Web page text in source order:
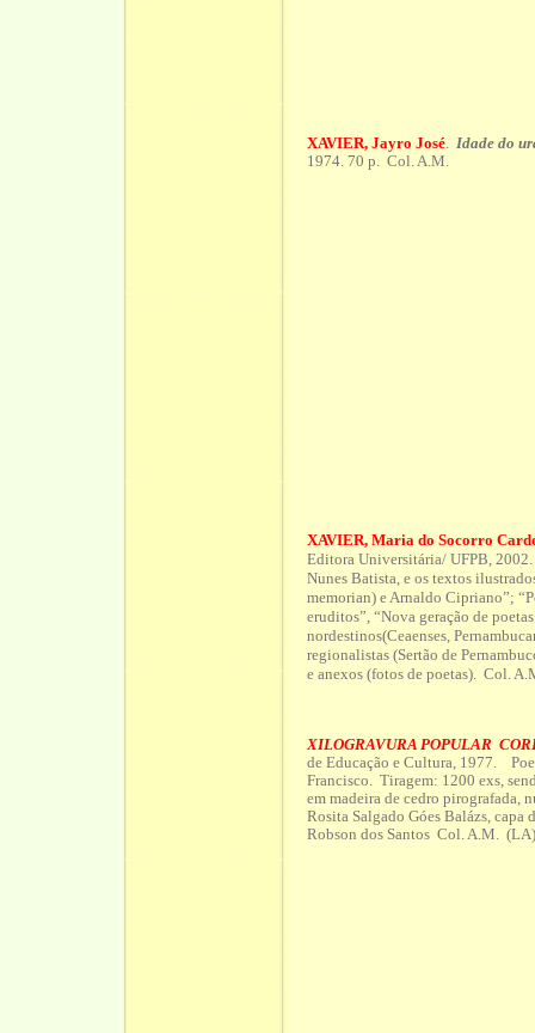
XAVIER, Jayro José. Idade do
1974. 70 p. Col. A.M.
XAVIER, Maria do Socorro
Editora Universitária/ UFPB,
Nunes Batista, e os textos
memorian) e Arnaldo Cipriano”;
eruditos”, “Nova geração de
nordestinos(Ceaenses,
regionalistas (Sertão de
e anexos (fotos de poetas). Col.
XILOGRAVURA POPULAR
de Educação e Cultura, 1977.
Francisco. Tiragem: 1200 exs,
em madeira de cedro pirografada,
Rosita Salgado Góes Balázs, capa
Robson dos Santos Col. A.M. (LA)